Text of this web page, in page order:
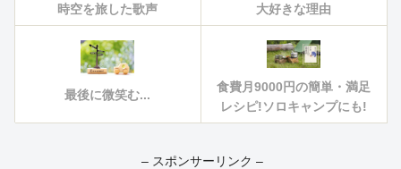
時空を旅した歌声
大好きな理由
最後に微笑む...
食費月9000円の簡単・満足
レシピ!ソロキャンプにも!
– スポンサーリンク –